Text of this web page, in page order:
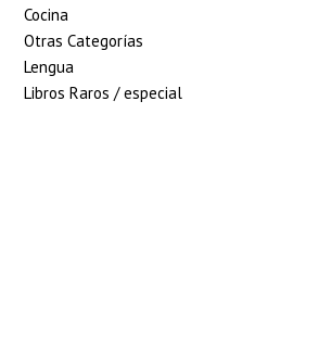
Cocina
Otras Categorías
Lengua
Libros Raros / especial